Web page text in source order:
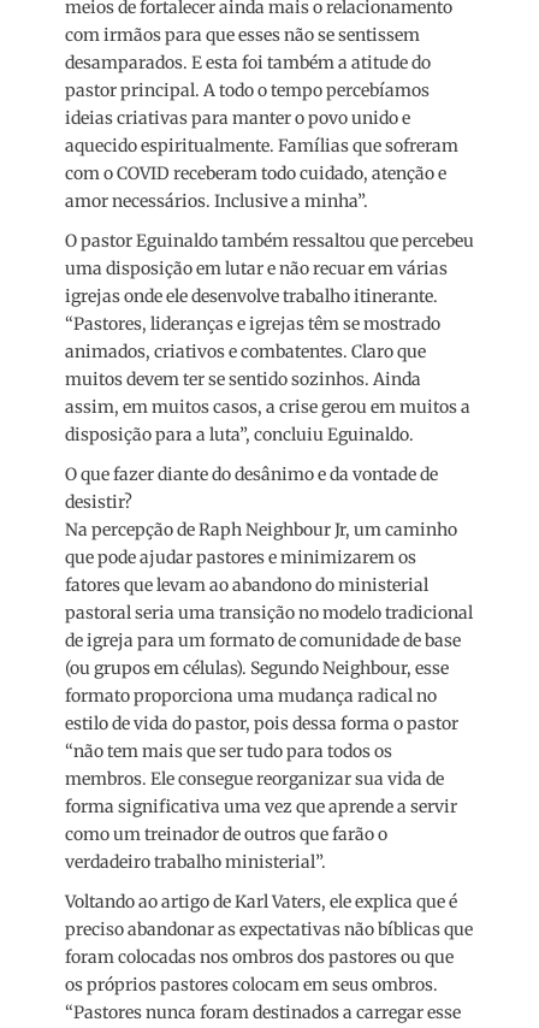
meios de fortalecer ainda mais o relacionamento
com irmãos para que esses não se sentissem
desamparados. E esta foi também a atitude do
pastor principal. A todo o tempo percebíamos
ideias criativas para manter o povo unido e
aquecido espiritualmente. Famílias que sofreram
com o COVID receberam todo cuidado, atenção e
amor necessários. Inclusive a minha”.
O pastor Eguinaldo também ressaltou que percebeu
uma disposição em lutar e não recuar em várias
igrejas onde ele desenvolve trabalho itinerante.
“Pastores, lideranças e igrejas têm se mostrado
animados, criativos e combatentes. Claro que
muitos devem ter se sentido sozinhos. Ainda
assim, em muitos casos, a crise gerou em muitos a
disposição para a luta”, concluiu Eguinaldo.
O que fazer diante do desânimo e da vontade de
desistir?
Na percepção de Raph Neighbour Jr, um caminho
que pode ajudar pastores e minimizarem os
fatores que levam ao abandono do ministerial
pastoral seria uma transição no modelo tradicional
de igreja para um formato de comunidade de base
(ou grupos em células). Segundo Neighbour, esse
formato proporciona uma mudança radical no
estilo de vida do pastor, pois dessa forma o pastor
“não tem mais que ser tudo para todos os
membros. Ele consegue reorganizar sua vida de
forma significativa uma vez que aprende a servir
como um treinador de outros que farão o
verdadeiro trabalho ministerial”.
Voltando ao artigo de Karl Vaters, ele explica que é
preciso abandonar as expectativas não bíblicas que
foram colocadas nos ombros dos pastores ou que
os próprios pastores colocam em seus ombros.
“Pastores nunca foram destinados a carregar esse